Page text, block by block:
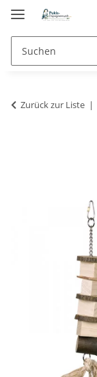
Zurück zur Liste